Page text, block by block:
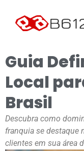
Guia
Local
Brasil
Descubra como
franquia se destaque
clientes em sua área